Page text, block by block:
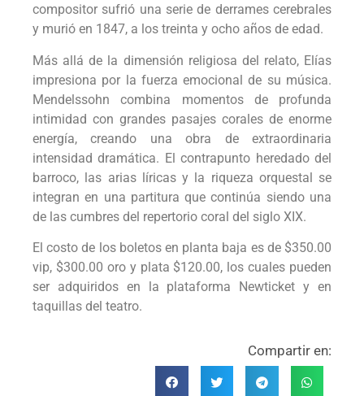
compositor sufrió una serie de derrames cerebrales
y murió en 1847, a los treinta y ocho años de edad.
Más allá de la dimensión religiosa del relato, Elías
impresiona por la fuerza emocional de su música.
Mendelssohn combina momentos de profunda
intimidad con grandes pasajes corales de enorme
energía, creando una obra de extraordinaria
intensidad dramática. El contrapunto heredado del
barroco, las arias líricas y la riqueza orquestal se
integran en una partitura que continúa siendo una
de las cumbres del repertorio coral del siglo XIX.
El costo de los boletos en planta baja es de $350.00
vip, $300.00 oro y plata $120.00, los cuales pueden
ser adquiridos en la plataforma Newticket y en
taquillas del teatro.
Compartir en: